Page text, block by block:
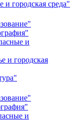
и городская среда"
и
и городская
и